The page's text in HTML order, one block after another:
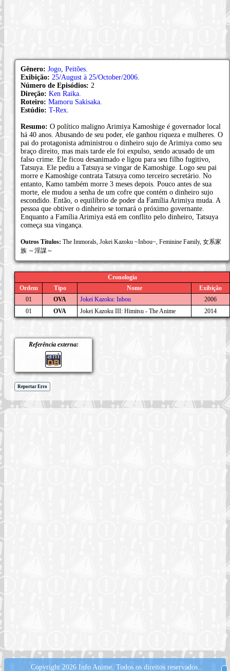
Gênero: Jogo Peitões
Exibição: 25/August à 25/October/2006
Número de Episódios: 2
Direção: Ken Raika
Roteiro: Mamoru Sakisaka
Estúdio: T-Rex
Resumo: O político maligno Arimiya Kamoshige é governador local
há 40 anos. Abusando de seu poder, ele ganhou riqueza e mulheres. O
pai do protagonista administrou o dinheiro sujo de Arimiya como seu
braço direito, mas mais tarde ele foi expulso, sendo acusado de um
falso crime. Ele ficou desanimado e ligou para seu filho fugitivo,
Tatsuya. Ele pediu a Tatsuya se vingar de Kamoshige. Logo seu pai
morre e Kamoshige contrata Tatsuya como terceiro secretário. No
entanto, Kamo também morre 3 meses depois. Pouco antes de sua
morte, ele mudou a senha de um cofre que contém o dinheiro sujo
escondido. Então, o equilíbrio de poder da Família Arimiya muda. A
pessoa que obtiver o dinheiro se tornará o próximo governante.
Enquanto a Família Arimiya está em conflito pelo dinheiro, Tatsuya
começa sua vingança.
Outros Títulos: The Immorals, Jokei Kazoku ~Inbou~, Feminine Family, 女系家
族 ～淫謀～
Cronologia
Ordem
Tipo Nome
Exibição
01
OVA Jokei Kazoku: Inbou
2006
01
OVA Jokei Kazoku III: Himitsu - The Anime 2014
Referência externa:
Reportar Erro
Copyright 2026 Info Anime. Todos os direitos reservados.